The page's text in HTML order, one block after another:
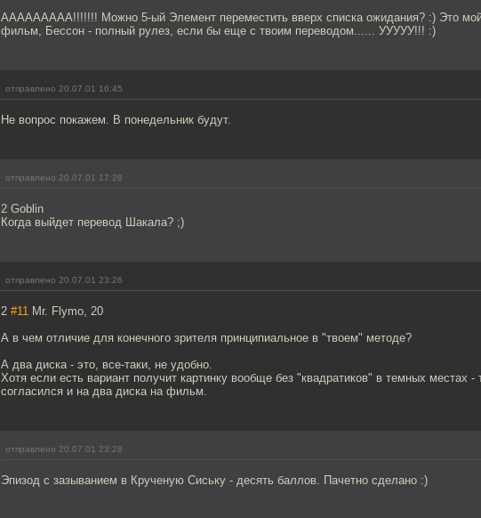
ААААААААА!!!!!!! Можно 5-ый Элемент переместить вверх списка ожидания? :) Это
фильм, Бессон - полный рулез, если бы еще с твоим переводом...... УУУУУ!!! :)
отправлено 20.07.01 16:45
Не вопрос покажем. В понедельник будут.
отправлено 20.07.01 17:28
2 Goblin
Когда выйдет перевод Шакала? ;)
отправлено 20.07.01 23:26
2 #11 Mr. Flymo, 20
А в чем отличие для конечного зрителя принципиальное в "твоем" методе?
А два диска - это, все-таки, не удобно.
Хотя если есть вариант получит картинку вообще без "квадратиков" в темных местах -
согласился и на два диска на фильм.
отправлено 20.07.01 23:28
Эпизод с зазыванием в Крученую Сиську - десять баллов. Пачетно сделано :)